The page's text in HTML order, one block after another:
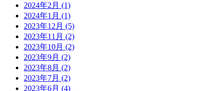
2024年2月 (1)
2024年1月 (1)
2023年12月 (5)
2023年11月 (2)
2023年10月 (2)
2023年9月 (2)
2023年8月 (2)
2023年7月 (2)
2023年6月 (4)